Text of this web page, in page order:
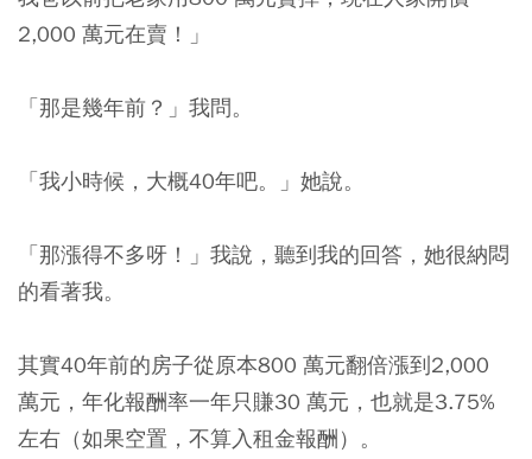
2,000 萬元在賣！」
「那是幾年前？」我問。
「我小時候，大概40年吧。」她說。
「那漲得不多呀！」我說，聽到我的回答，她很納悶
的看著我。
其實40年前的房子從原本800 萬元翻倍漲到2,000
萬元，年化報酬率一年只賺30 萬元，也就是3.75%
左右（如果空置，不算入租金報酬）。